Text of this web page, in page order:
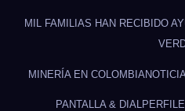
MIL FAMILIAS HAN RECIBIDO
MINERÍA EN COLOMBIA
PANTALLA & DIAL